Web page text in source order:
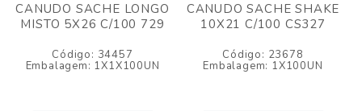
CANUDO SACHE LONGO
MISTO 5X26 C/100 729
Código: 34457
Embalagem: 1X1X100UN
CANUDO SACHE SHAKE
10X21 C/100 CS327
Código: 23678
Embalagem: 1X100UN